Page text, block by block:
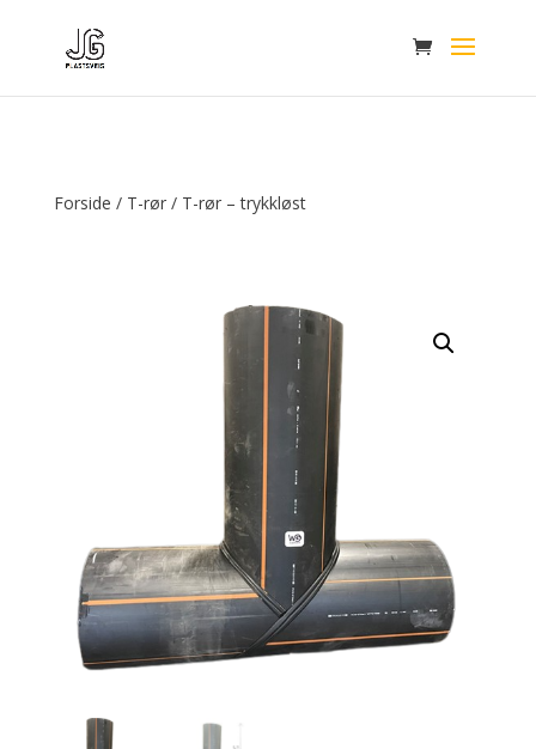
Forside / T-rør/ T-rør – trykkløst